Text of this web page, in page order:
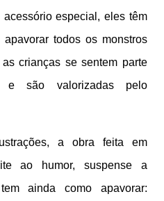
especial, eles têm
todos os monstros
crianças se sentem parte
e são valorizadas pelo
a obra feita em
ao humor, suspense a
ainda como apavorar: